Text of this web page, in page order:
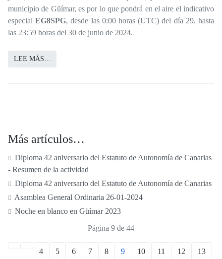
municipio de Güímar, es por lo que pondrá en el aire el indicativo
especialEG8SPG, desde las 0:00 horas (UTC) del día 29, hasta
las 23:59 horas del 30 de junio de 2024.
LEE MÁS…
Más artículos…
Diploma 42 aniversario del Estatuto de Autonomía de Canarias
- Resumen de la actividad
Diploma 42 aniversario del Estatuto de Autonomía de Canarias
Asamblea General Ordinaria 26-01-2024
Noche en blanco en Güímar 2023
Página 9 de 44
4 5 6 7 8 9 10 11 12 13